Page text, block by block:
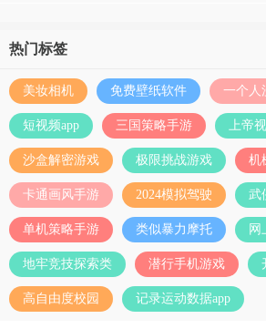
热门标签
美妆相机 免费壁纸软件 一个人
短视频app 三国策略手游 上帝
沙盒解密游戏 极限挑战游戏 机
卡通画风手游 2024模拟驾驶 武
单机策略手游 类似暴力摩托 网
地牢竞技探索类 潜行手机游戏
高自由度校园 记录运动数据app